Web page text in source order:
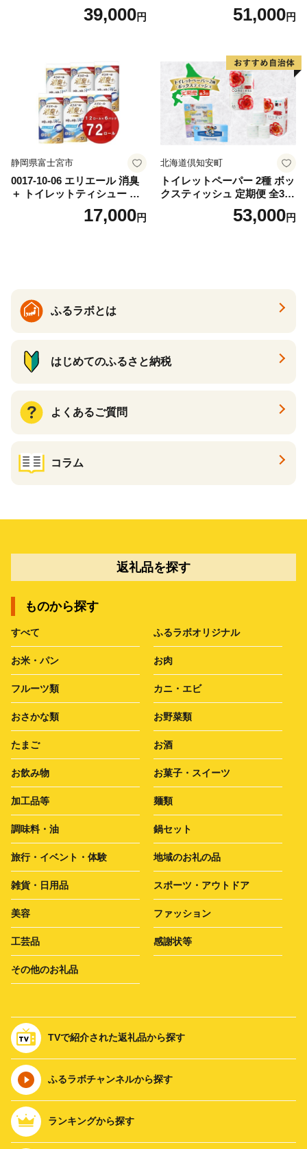
替（43枚×3P）×24袋 日用品
おもちゃ 拭き取り 手拭き 外
39,000円
ットペーパー ダブル 45ｍ 計
72ロール 全18種 花柄 プリン
ー 消耗品 備蓄 送料無料 北海
道 倶知安町 日用品
51,000円
静岡県富士宮市
0017-10-06 エリエール 消臭
＋ トイレットティシュー し
っかり香るフレッシュクリア
の香り ダブル 12ロール×6パ
17,000円
北海道倶知安町
トイレットペーパー 2種 ボッ
クスティッシュ 定期便 全3
回 日本製 まとめ買い 防災
常備品 日用雑貨 消耗品 生活
53,000円
ふるラボとは
はじめてのふるさと納税
よくあるご質問
コラム
返礼品を探す
ものから探す
すべて ふるラボオリジナル
お米・パン お肉
フルーツ類 カニ・エビ
おさかな類 お野菜類
たまご お酒
お飲み物 お菓子・スイーツ
加工品等 麺類
調味料・油 鍋セット
旅行・イベント・体験 地域のお礼の品
雑貨・日用品 スポーツ・アウトドア
美容 ファッション
工芸品 感謝状等
その他のお礼品
TVで紹介された返礼品から探す
ふるラボチャンネルから探す
ランキングから探す